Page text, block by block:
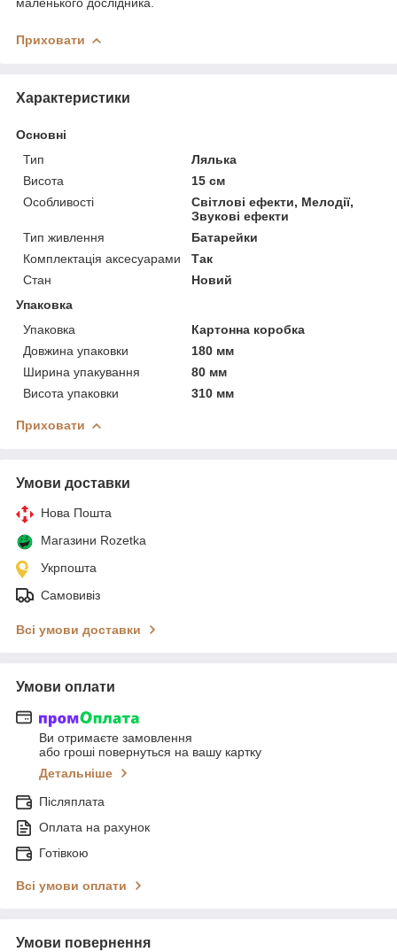
Приховати
Характеристики
Основні
Тип
Лялька
Висота
15 см
Особливості
Світлові ефекти, Мелодії,
Звукові ефекти
Тип живлення
Батарейки
Комплектація аксесуарами
Так
Стан
Новий
Упаковка
Упаковка
Картонна коробка
Довжина упаковки
180 мм
Ширина упакування
80 мм
Висота упаковки
310 мм
Приховати
Умови доставки
Нова Пошта
Магазини Rozetka
Укрпошта
Самовивіз
Всі умови доставки
Умови оплати
Ви отримаєте замовлення
або гроші повернуться на вашу картку
Детальніше
Післяплата
Оплата на рахунок
Готівкою
Всі умови оплати
Умови повернення